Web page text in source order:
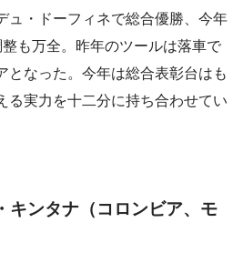
ュ・ドーフィネで総合優勝、今年
も万全。昨年のツールは落車で
となった。今年は総合表彰台はも
る実力を十二分に持ち合わせてい
キンタナ（コロンビア、モ